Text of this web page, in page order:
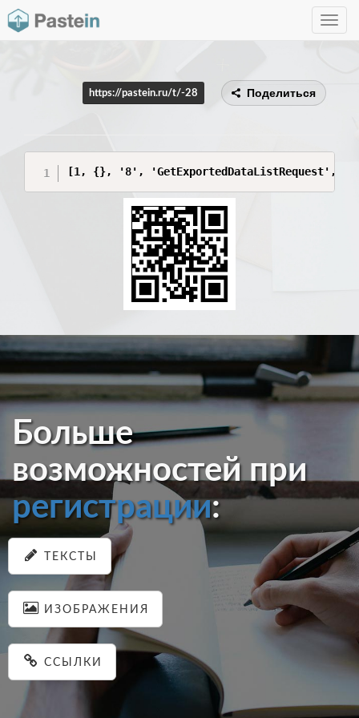
Toggle
https://pastein.ru/t/-28 Поделиться
[1, {}, '8',
Больше
возможностей при
регистрации:
ТЕКСТЫ
ИЗОБРАЖЕНИЯ
ССЫЛКИ